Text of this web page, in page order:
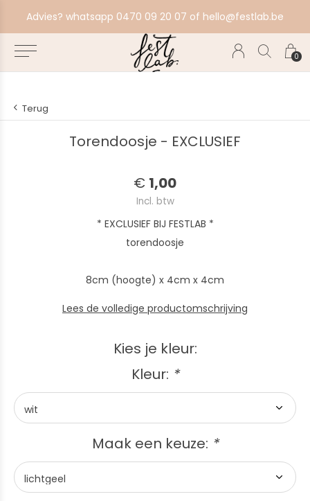
0
Advies? whatsapp 0470 09 20 07 of hello@festlab.be
Terug
Torendoosje - EXCLUSIEF
€ 1,00
Incl. btw
* EXCLUSIEF BIJ FESTLAB *
torendoosje
8cm (hoogte) x 4cm x 4cm
Lees de volledige productomschrijving
Kies je kleur:
Kleur: *
Maak een keuze: *